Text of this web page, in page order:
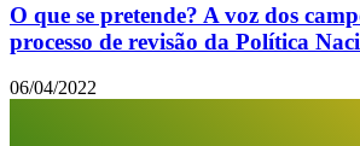
O que se pretende? A voz dos
processo de revisão da Política
06/04/2022